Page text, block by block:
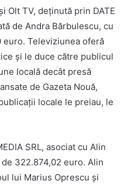
Olt TV, deținută prin DATE
de Andra Bărbulescu, cu
euro. Televiziunea oferă
și le duce către publicul
locală decât presă
de Gazeta Nouă,
locale le preiau, le
SRL, asociat cu Alin
322.874,02 euro. Alin
lui Marius Oprescu și